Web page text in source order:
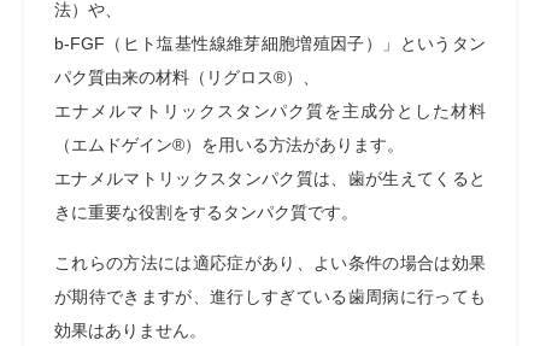
法）や、
b-FGF（ヒト塩基性線維芽細胞増殖因子）」というタン
パク質由来の材料（リグロス®）、
エナメルマトリックスタンパク質を主成分とした材料
（エムドゲイン®）を用いる方法があります。
エナメルマトリックスタンパク質は、歯が生えてくると
きに重要な役割をするタンパク質です。
これらの方法には適応症があり、よい条件の場合は効果
が期待できますが、進行しすぎている歯周病に行っても
効果はありません。